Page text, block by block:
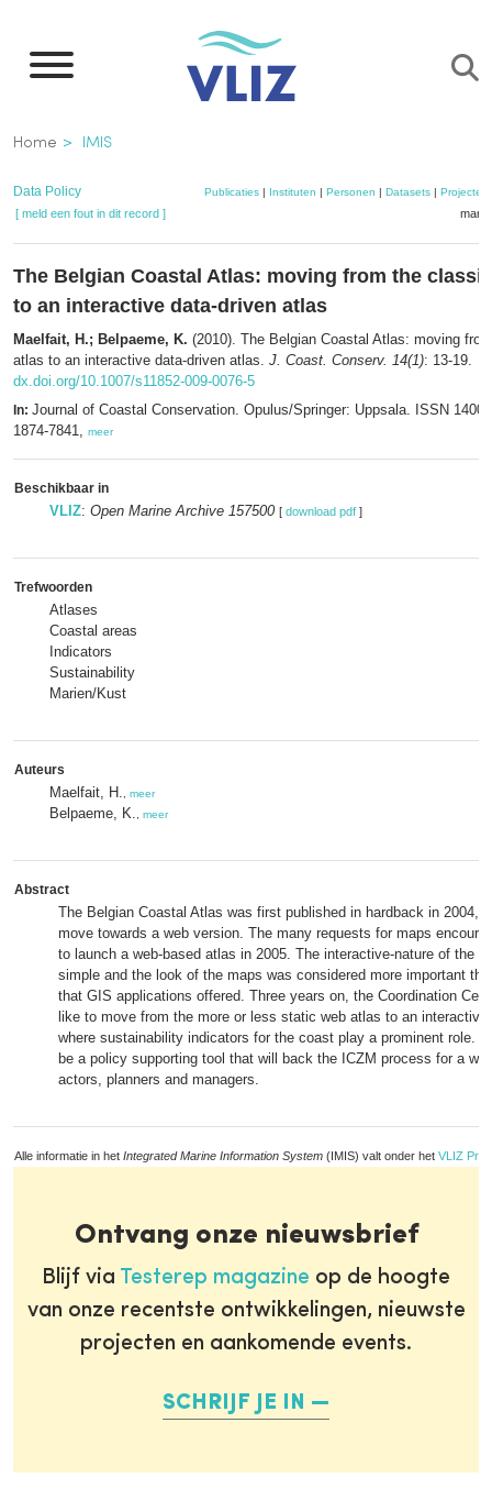
naar
inhoud
gaan
Kruimelpad
Home IMIS
Data Policy Publicaties| Instituten | Personen | Datasets| Projecten
[ meld een fout in dit record ]
The Belgian Coastal Atlas: moving from the
to an interactive data-driven atlas
Maelfait, H.; Belpaeme, K. (2010). The Belgian Coastal Atlas: moving
atlas to an interactive data-driven atlas. J. Coast. Conserv. 14(1): 13-19.
dx.doi.org/10.1007/s11852-009-0076-5
In: Journal of Coastal Conservation. Opulus/Springer: Uppsala. ISSN
1874-7841, meer
Beschikbaar in
VLIZ: Open Marine Archive 157500 [ download pdf ]
Trefwoorden
Atlases
Coastal areas
Indicators
Sustainability
Marien/Kust
Auteurs
Maelfait, H. meer
Belpaeme, K. meer
Abstract
The Belgian Coastal Atlas was first published in hardback in 2004,
move towards a web version. The many requests for maps
to launch a web-based atlas in 2005. The interactive-nature of the
simple and the look of the maps was considered more important
that GIS applications offered. Three years on, the Coordination
like to move from the more or less static web atlas to an
where sustainability indicators for the coast play a prominent role.
be a policy supporting tool that will back the ICZM process for a
actors, planners and managers.
Alle informatie in het Integrated Marine Information System (IMIS) valt onder het VLIZ
Ontvang onze nieuwsbrief
Blijf via Testerep magazine op de hoogte
van onze recentste ontwikkelingen, nieuwste
projecten en aankomende events.
SCHRIJF JE IN